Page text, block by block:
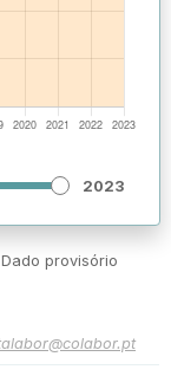
2023
provisório